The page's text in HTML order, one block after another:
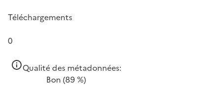
Téléchargements
0
Qualité des métadonnées:
Bon (89 %)